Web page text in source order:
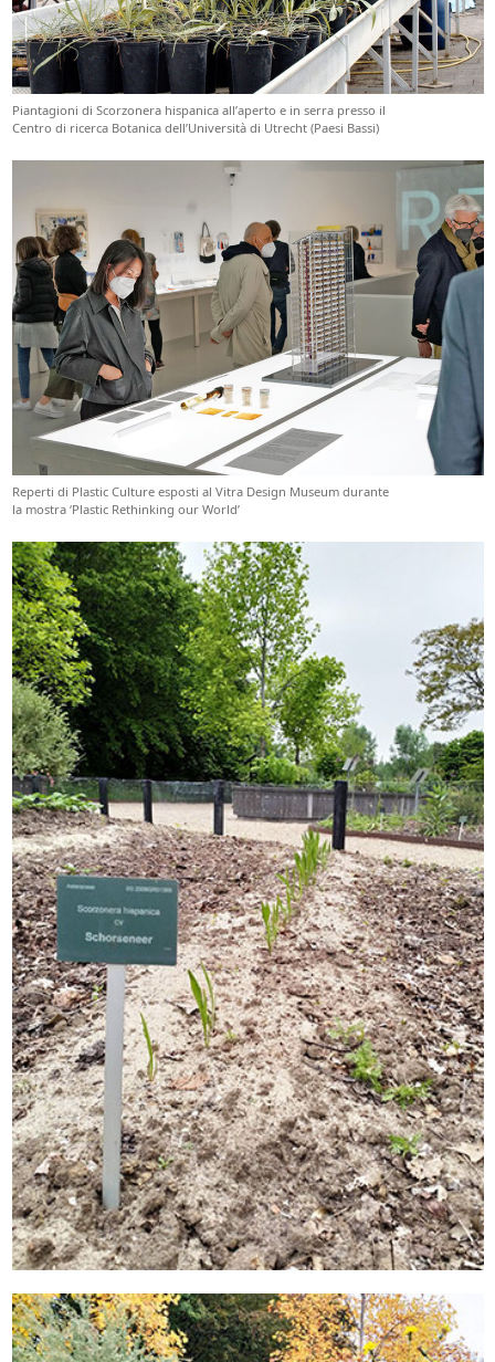
Piantagioni di Scorzonera hispanica all’aperto e in serra presso il
Centro di ricerca Botanica dell’Università di Utrecht (Paesi Bassi)
Reperti di Plastic Culture esposti al Vitra Design Museum durante
la mostra ‘Plastic Rethinking our World’